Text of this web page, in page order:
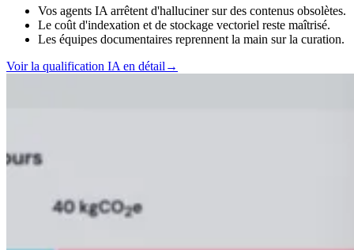
Vos agents IA arrêtent d'halluciner sur des contenus obsolètes.
Le coût d'indexation et de stockage vectoriel reste maîtrisé.
Les équipes documentaires reprennent la main sur la curation.
Voir la qualification IA en détail →